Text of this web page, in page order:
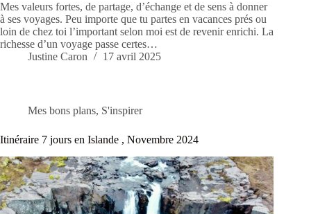
Mes valeurs fortes, de partage, d’échange et de sens à donner
à ses voyages. Peu importe que tu partes en vacances prés ou
loin de chez toi l’important selon moi est de revenir enrichi. La
richesse d’un voyage passe certes…
Justine Caron
17 avril 2025
Mes bons plans, S'inspirer
Itinéraire 7 jours en Islande , Novembre 2024